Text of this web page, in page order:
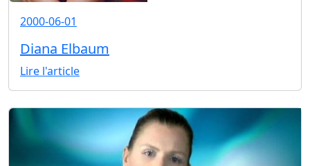
2000-06-01
Diana Elbaum
Lire l'article